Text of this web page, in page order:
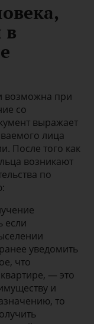
в
возможна при
со
выражает
лица
После того как
возникают
по
если
уведомить
что
— это
и
то